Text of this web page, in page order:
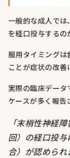
一般的な成人では
を経口投与するの
服用タイミングは
ことが症状の改善
実際の臨床データ
ケースが多く報告
「末梢性神経
回）の経口投
合）が認められ